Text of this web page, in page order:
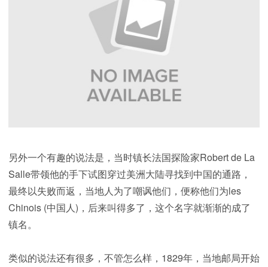
另外一个有趣的说法是，当时镇长法国探险家Robert de La
Salle带领他的手下试图穿过美洲大陆寻找到中国的通路，
最终以失败而返，当地人为了嘲讽他们，便称他们为les
Chinois (中国人)，后来叫得多了，这个名字就渐渐的成了
镇名。
类似的说法还有很多，不管怎么样，1829年，当地邮局开始